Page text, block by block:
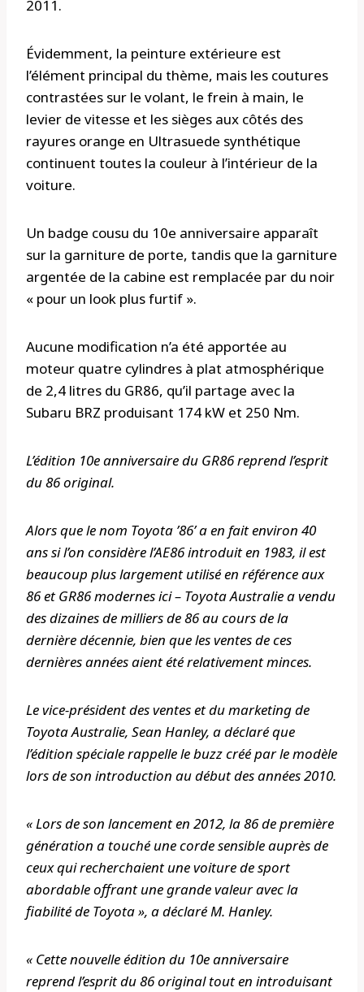
2011.
Évidemment, la peinture extérieure est
l’élément principal du thème, mais les coutures
contrastées sur le volant, le frein à main, le
levier de vitesse et les sièges aux côtés des
rayures orange en Ultrasuede synthétique
continuent toutes la couleur à l’intérieur de la
voiture.
Un badge cousu du 10e anniversaire apparaît
sur la garniture de porte, tandis que la garniture
argentée de la cabine est remplacée par du noir
« pour un look plus furtif ».
Aucune modification n’a été apportée au
moteur quatre cylindres à plat atmosphérique
de 2,4 litres du GR86, qu’il partage avec la
Subaru BRZ produisant 174 kW et 250 Nm.
L’édition 10e anniversaire du GR86 reprend l’esprit
du 86 original.
Alors que le nom Toyota ’86’ a en fait environ 40
ans si l’on considère l’AE86 introduit en 1983, il est
beaucoup plus largement utilisé en référence aux
86 et GR86 modernes ici – Toyota Australie a vendu
des dizaines de milliers de 86 au cours de la
dernière décennie, bien que les ventes de ces
dernières années aient été relativement minces.
Le vice-président des ventes et du marketing de
Toyota Australie, Sean Hanley, a déclaré que
l’édition spéciale rappelle le buzz créé par le modèle
lors de son introduction au début des années 2010.
« Lors de son lancement en 2012, la 86 de première
génération a touché une corde sensible auprès de
ceux qui recherchaient une voiture de sport
abordable offrant une grande valeur avec la
fiabilité de Toyota », a déclaré M. Hanley.
« Cette nouvelle édition du 10e anniversaire
reprend l’esprit du 86 original tout en introduisant